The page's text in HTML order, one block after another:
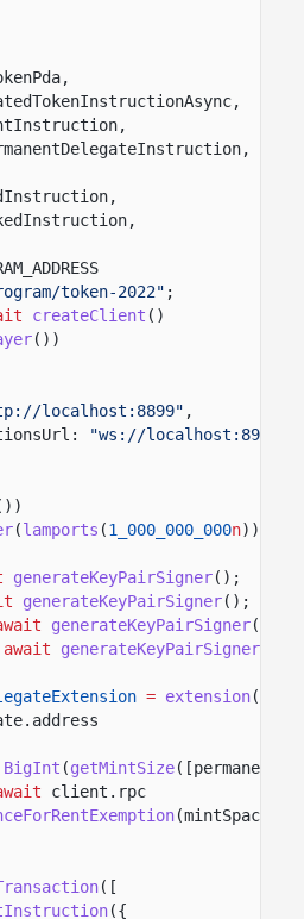
token-2022" ;
createClient ()
())
localhost:8899" ,
"ws://localhost:8900"
(lamports (1_000_000_000n)));
generateKeyPairSigner();
generateKeyPairSigner();
generateKeyPairSigner();
generateKeyPairSigner
= extension(
BigInt (getMintSize
client.rpc
(mintSpace)
([
({